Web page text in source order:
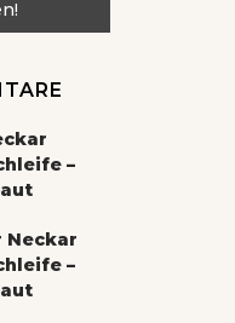
–
Neckar
–